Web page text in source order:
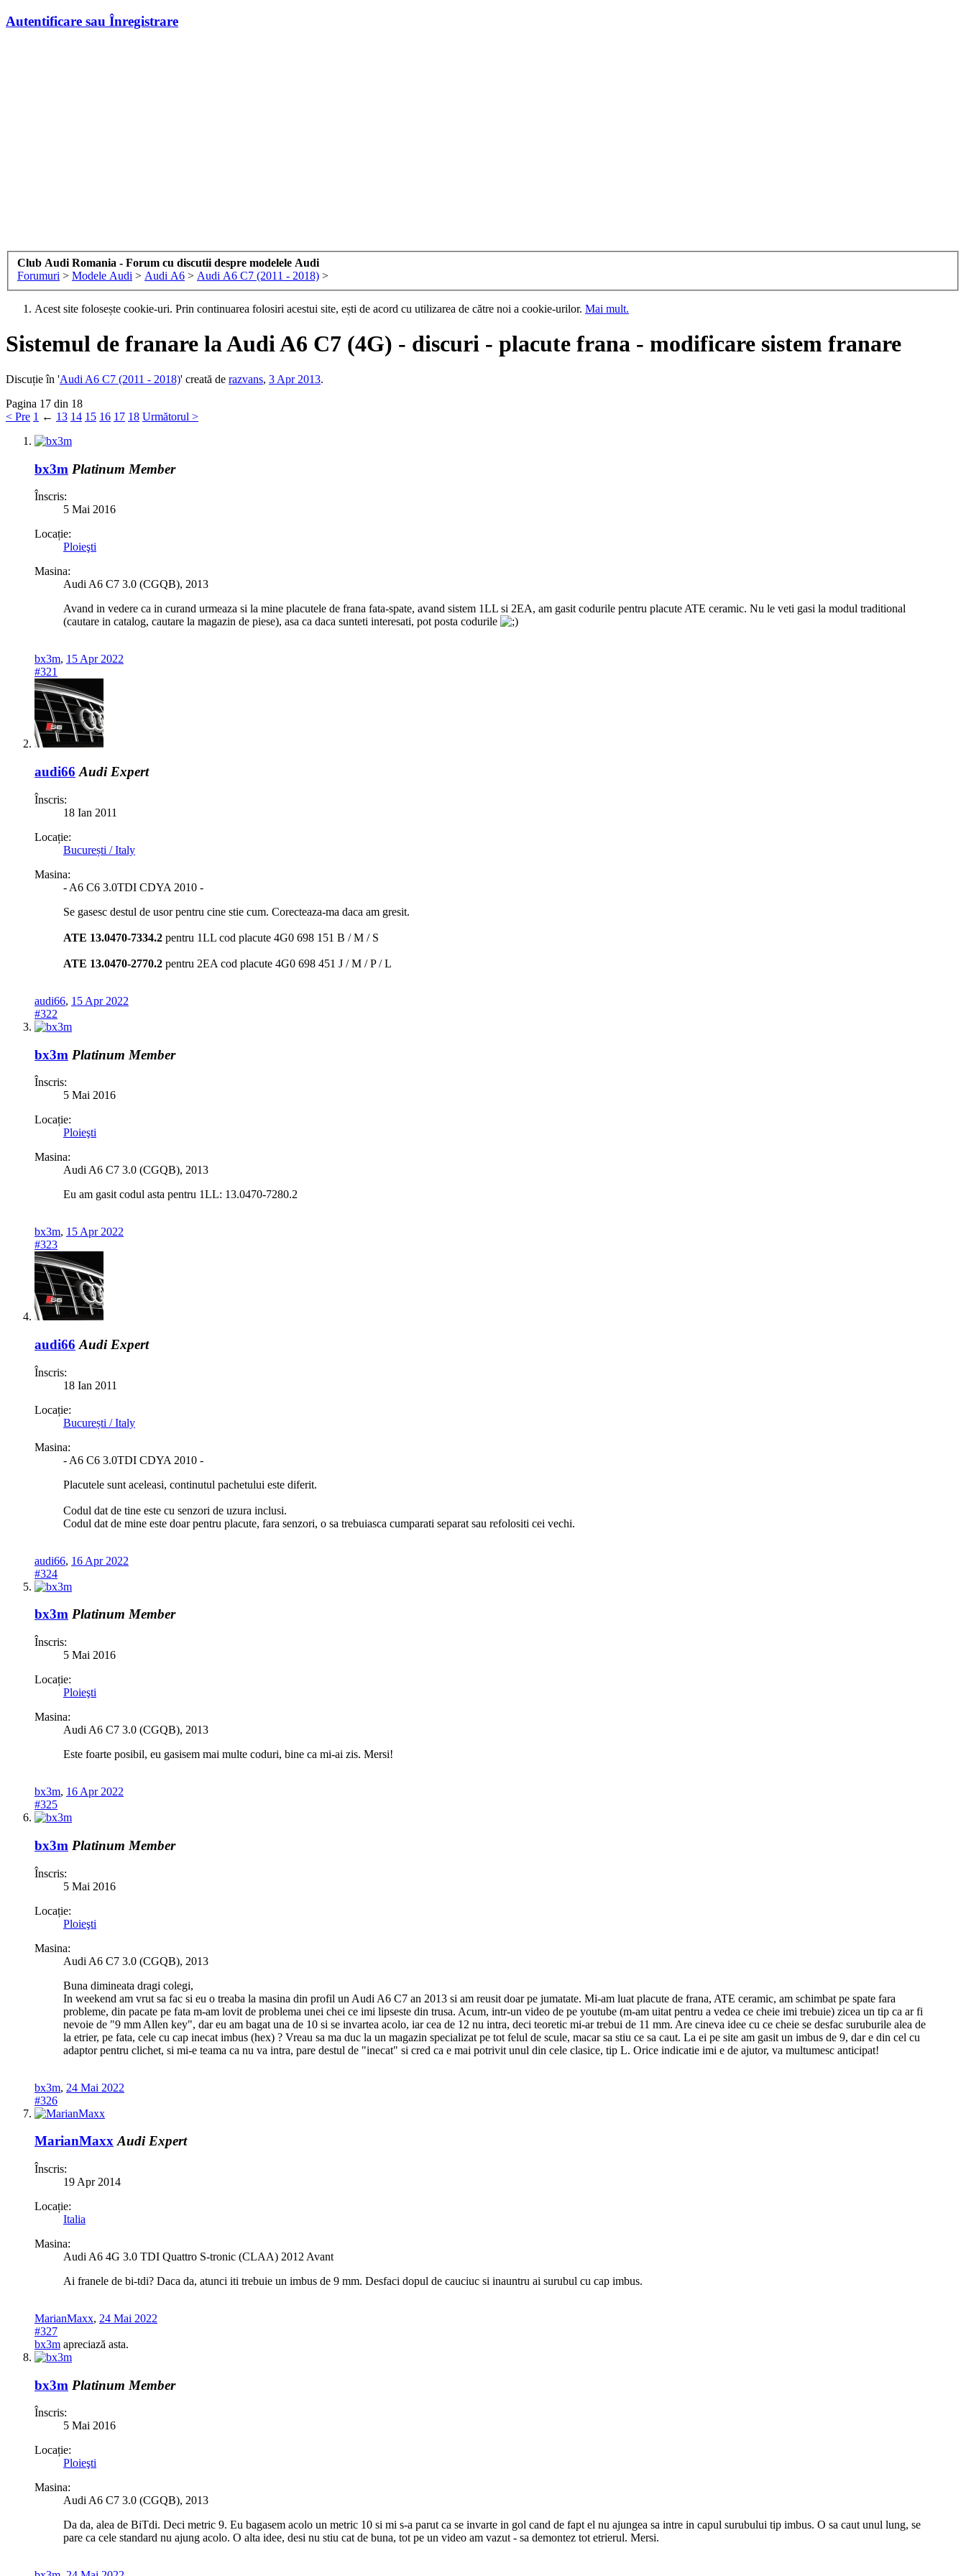
Autentificare sau Înregistrare
Club Audi Romania - Forum cu discutii despre modelele Audi
Forumuri > Modele Audi > Audi A6 > Audi A6 C7 (2011 - 2018) >
Acest site folosește cookie-uri. Prin continuarea folosiri acestui site, ești de acord cu utilizarea de către noi a cookie-urilor. Mai mult.
Sistemul de franare la Audi A6 C7 (4G) - discuri - placute frana - modificare sistem franare
Discuție în 'Audi A6 C7 (2011 - 2018)' creată de razvans, 3 Apr 2013.
Pagina 17 din 18
< Pre 1 ← 13 14 15 16 17 18 Următorul >
bx3m Platinum Member
Înscris:
5 Mai 2016
Locație:
Ploieşti
Masina:
Audi A6 C7 3.0 (CGQB), 2013
Avand in vedere ca in curand urmeaza si la mine placutele de frana fata-spate, avand sistem 1LL si 2EA, am gasit codurile pentru placute ATE ceramic. Nu le veti gasi la modul traditional
(cautare in catalog, cautare la magazin de piese), asa ca daca sunteti interesati, pot posta codurile
bx3m, 15 Apr 2022
#321
audi66 Audi Expert
Înscris:
18 Ian 2011
Locație:
București / Italy
Masina:
- A6 C6 3.0TDI CDYA 2010 -
Se gasesc destul de usor pentru cine stie cum. Corecteaza-ma daca am gresit.
ATE 13.0470-7334.2 pentru 1LL cod placute 4G0 698 151 B / M / S
ATE 13.0470-2770.2 pentru 2EA cod placute 4G0 698 451 J / M / P / L
audi66, 15 Apr 2022
#322
bx3m Platinum Member
Înscris:
5 Mai 2016
Locație:
Ploieşti
Masina:
Audi A6 C7 3.0 (CGQB), 2013
Eu am gasit codul asta pentru 1LL: 13.0470-7280.2
bx3m, 15 Apr 2022
#323
audi66 Audi Expert
Înscris:
18 Ian 2011
Locație:
București / Italy
Masina:
- A6 C6 3.0TDI CDYA 2010 -
Placutele sunt aceleasi, continutul pachetului este diferit.
Codul dat de tine este cu senzori de uzura inclusi.
Codul dat de mine este doar pentru placute, fara senzori, o sa trebuiasca cumparati separat sau refolositi cei vechi.
audi66, 16 Apr 2022
#324
bx3m Platinum Member
Înscris:
5 Mai 2016
Locație:
Ploieşti
Masina:
Audi A6 C7 3.0 (CGQB), 2013
Este foarte posibil, eu gasisem mai multe coduri, bine ca mi-ai zis. Mersi!
bx3m, 16 Apr 2022
#325
bx3m Platinum Member
Înscris:
5 Mai 2016
Locație:
Ploieşti
Masina:
Audi A6 C7 3.0 (CGQB), 2013
Buna dimineata dragi colegi,
In weekend am vrut sa fac si eu o treaba la masina din profil un Audi A6 C7 an 2013 si am reusit doar pe jumatate. Mi-am luat placute de frana, ATE ceramic, am schimbat pe spate fara
probleme, din pacate pe fata m-am lovit de problema unei chei ce imi lipseste din trusa. Acum, intr-un video de pe youtube (m-am uitat pentru a vedea ce cheie imi trebuie) zicea un tip ca ar fi
nevoie de "9 mm Allen key", dar eu am bagat una de 10 si se invartea acolo, iar cea de 12 nu intra, deci teoretic mi-ar trebui de 11 mm. Are cineva idee cu ce cheie se desfac suruburile alea de
la etrier, pe fata, cele cu cap inecat imbus (hex) ? Vreau sa ma duc la un magazin specializat pe tot felul de scule, macar sa stiu ce sa caut. La ei pe site am gasit un imbus de 9, dar e din cel cu
adaptor pentru clichet, si mi-e teama ca nu va intra, pare destul de "inecat" si cred ca e mai potrivit unul din cele clasice, tip L. Orice indicatie imi e de ajutor, va multumesc anticipat!
bx3m, 24 Mai 2022
#326
MarianMaxx Audi Expert
Înscris:
19 Apr 2014
Locație:
Italia
Masina:
Audi A6 4G 3.0 TDI Quattro S-tronic (CLAA) 2012 Avant
Ai franele de bi-tdi? Daca da, atunci iti trebuie un imbus de 9 mm. Desfaci dopul de cauciuc si inauntru ai surubul cu cap imbus.
MarianMaxx, 24 Mai 2022
#327
bx3m apreciază asta.
bx3m Platinum Member
Înscris:
5 Mai 2016
Locație:
Ploieşti
Masina:
Audi A6 C7 3.0 (CGQB), 2013
Da da, alea de BiTdi. Deci metric 9. Eu bagasem acolo un metric 10 si mi s-a parut ca se invarte in gol cand de fapt el nu ajungea sa intre in capul surubului tip imbus. O sa caut unul lung, se
pare ca cele standard nu ajung acolo. O alta idee, desi nu stiu cat de buna, tot pe un video am vazut - sa demontez tot etrierul. Mersi.